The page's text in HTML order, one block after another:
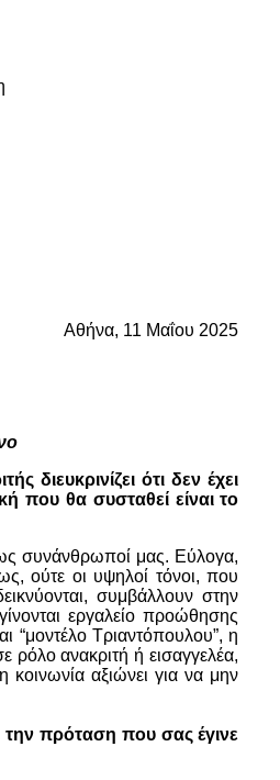
Αθήνα, 11 Μαΐου 2025
διευκρινίζει ότι δεν έχει
που θα συσταθεί είναι το
συνάνθρωποί μας. Εύλογα,
ούτε οι υψηλοί τόνοι, που
συμβάλλουν στην
εργαλείο προώθησης
“μοντέλο Τριαντόπουλου”, η
ανακριτή ή εισαγγελέα,
αξιώνει για να μην
πρόταση που σας έγινε